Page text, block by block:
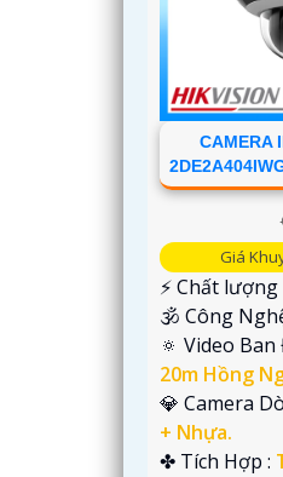
CAMERA
Giá
️⚡ Chất
🕉️ Công
🔅 Video Ban
20m Hồng
💎 Camera
+ Nhựa.
️✤ Tích Hợp :